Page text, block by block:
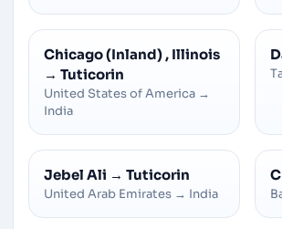
Chicago (Inland) , Illinois
→ Tuticorin
United States of America →
India
Jebel Ali → Tuticorin
United Arab Emirates → India